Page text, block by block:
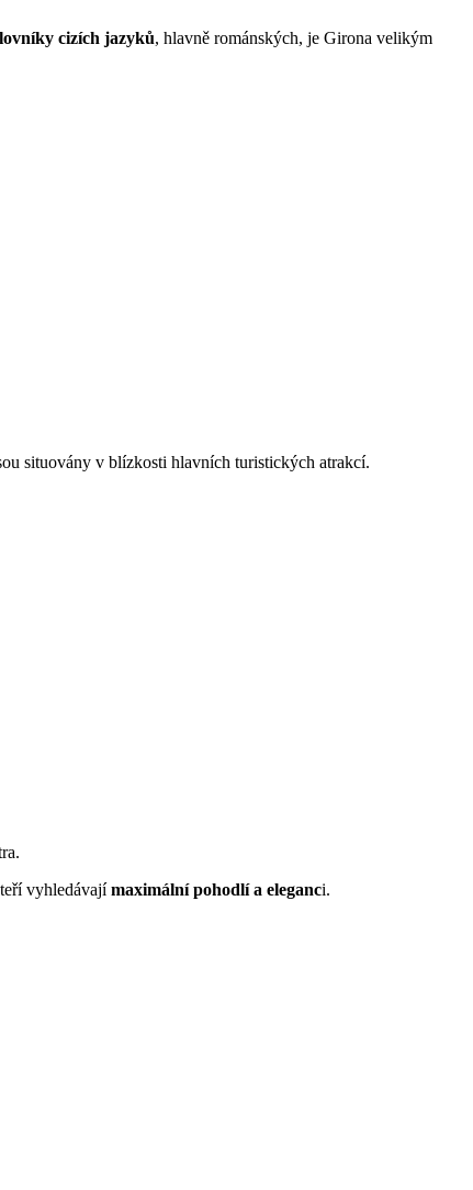
cizích jazyků, hlavně románských, je Girona velikým
situovány v blízkosti hlavních turistických atrakcí.
vyhledávajímaximální pohodlí a eleganci.